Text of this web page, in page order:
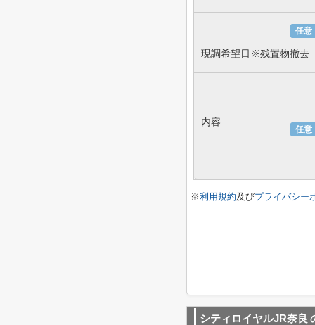
任意
現調希望日※残置物撤去
任意
内容
※利用規約及びプライバシー
シティロイヤルJR奈良